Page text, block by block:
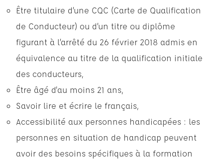
Être titulaire d’une CQC (Carte de Qualification
de Conducteur) ou d’un titre ou diplôme
figurant à l’arrêté du 26 février 2018 admis en
équivalence au titre de la qualification initiale
des conducteurs,
Être âgé d'au moins 21 ans,
Savoir lire et écrire le français,
Accessibilité aux personnes handicapées : les
personnes en situation de handicap peuvent
avoir des besoins spécifiques à la formation